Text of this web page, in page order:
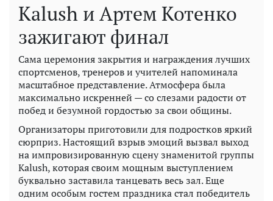
Kalush и Артем Котенко
зажигают финал
Сама церемония закрытия и награждения лучших
спортсменов, тренеров и учителей напоминала
масштабное представление. Атмосфера была
максимально искренней — со слезами радости от
побед и безумной гордостью за свои общины.
Организаторы приготовили для подростков яркий
сюрприз. Настоящий взрыв эмоций вызвал выход
на импровизированную сцену знаменитой группы
Kalush, которая своим мощным выступлением
буквально заставила танцевать весь зал. Еще
одним особым гостем праздника стал победитель